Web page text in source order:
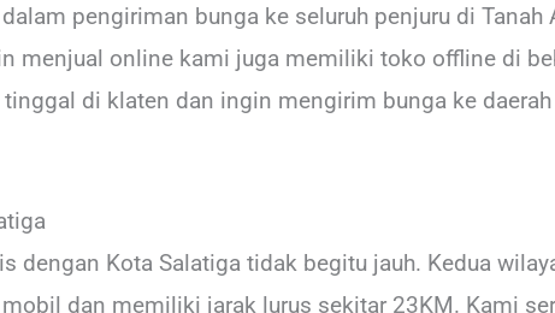
pengiriman bunga ke seluruh penjuru di Tanah
menjual online kami juga memiliki toko offline di
di klaten dan ingin mengirim bunga ke
dengan Kota Salatiga tidak begitu jauh. Kedua
dan memiliki jarak lurus sekitar 23KM. Kami